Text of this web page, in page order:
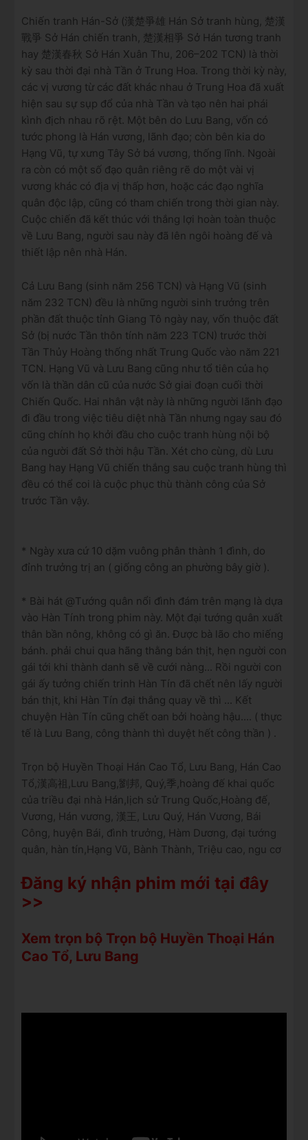
Chiến tranh Hán-Sở (漢楚爭雄 Hán Sở tranh hùng, 楚漢
戰爭 Sở Hán chiến tranh, 楚漢相爭 Sở Hán tương tranh
hay 楚漢春秋 Sở Hán Xuân Thu, 206–202 TCN) là thời
kỳ sau thời đại nhà Tần ở Trung Hoa. Trong thời kỳ này,
các vị vương từ các đất khác nhau ở Trung Hoa đã xuất
hiện sau sự sụp đổ của nhà Tần và tạo nên hai phái
kình địch nhau rõ rệt. Một bên do Lưu Bang, vốn có
tước phong là Hán vương, lãnh đạo; còn bên kia do
Hạng Vũ, tự xưng Tây Sở bá vương, thống lĩnh. Ngoài
ra còn có một số đạo quân riêng rẽ do một vài vị
vương khác có địa vị thấp hơn, hoặc các đạo nghĩa
quân độc lập, cũng có tham chiến trong thời gian này.
Cuộc chiến đã kết thúc với thắng lợi hoàn toàn thuộc
về Lưu Bang, người sau này đã lên ngôi hoàng đế và
thiết lập nên nhà Hán.
Cả Lưu Bang (sinh năm 256 TCN) và Hạng Vũ (sinh
năm 232 TCN) đều là những người sinh trưởng trên
phần đất thuộc tỉnh Giang Tô ngày nay, vốn thuộc đất
Sở (bị nước Tần thôn tính năm 223 TCN) trước thời
Tần Thủy Hoàng thống nhất Trung Quốc vào năm 221
TCN. Hạng Vũ và Lưu Bang cũng như tổ tiên của họ
vốn là thần dân cũ của nước Sở giai đoạn cuối thời
Chiến Quốc. Hai nhân vật này là những người lãnh đạo
đi đầu trong việc tiêu diệt nhà Tần nhưng ngay sau đó
cũng chính họ khởi đầu cho cuộc tranh hùng nội bộ
của người đất Sở thời hậu Tần. Xét cho cùng, dù Lưu
Bang hay Hạng Vũ chiến thắng sau cuộc tranh hùng thì
đều có thể coi là cuộc phục thù thành công của Sở
trước Tần vậy.
* Ngày xưa cứ 10 dặm vuông phân thành 1 đình, do
đỉnh trưởng trị an ( giống công an phường bây giờ ).
* Bài hát @Tướng quân nổi đình đám trên mạng là dựa
vào Hàn Tính trong phim này. Một đại tướng quân xuất
thân bần nông, không có gì ăn. Được bà lão cho miếng
bánh. phải chui qua hãng thằng bán thịt, hẹn người con
gái tới khi thành danh sẽ về cưới nàng... Rồi người con
gái ấy tưởng chiến trinh Hàn Tín đã chết nên lấy người
bán thịt, khi Hàn Tín đại thắng quay về thì ... Kết
chuyện Hàn Tín cũng chết oan bởi hoàng hậu.... ( thực
tế là Lưu Bang, công thành thì duyệt hết công thần ) .
Trọn bộ Huyền Thoại Hán Cao Tổ, Lưu Bang, Hán Cao
Tổ,漢高祖,Lưu Bang,劉邦, Quý,季,hoàng đế khai quốc
của triều đại nhà Hán,lịch sử Trung Quốc,Hoàng đế,
Vương, Hán vương, 漢王, Lưu Quý, Hán Vương, Bái
Công, huyện Bái, đình trưởng, Hàm Dương, đại tướng
quân, hàn tín,Hạng Vũ, Bành Thành, Triệu cao, ngu cơ
Đăng ký nhận phim mới tại đây
>>
Xem trọn bộ Trọn bộ Huyền Thoại Hán
Cao Tổ, Lưu Bang